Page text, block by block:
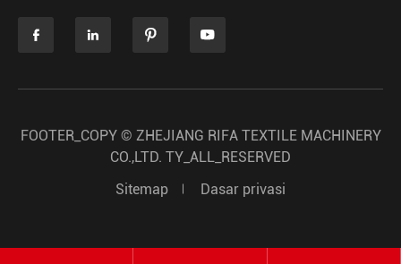
   
FOOTER_COPY © ZHEJIANG RIFA TEXTILE MACHINERY
CO.,LTD. TY_ALL_RESERVED
Sitemap
Dasar privasi